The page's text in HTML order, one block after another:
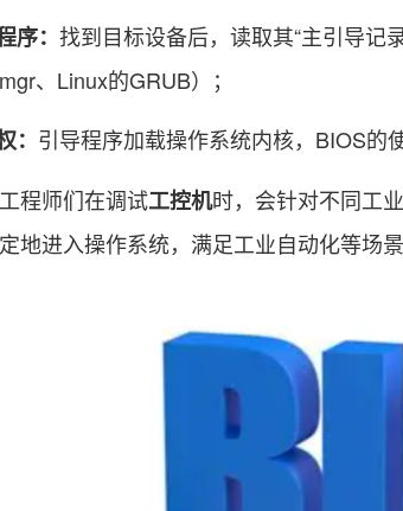
序： 找到目标设备后，读取其“主引导记
、Linux的GRUB）；
： 引导程序加载操作系统内核，BIOS的
师们在调试工控机时，会针对不同工
地进入操作系统，满足工业自动化等场